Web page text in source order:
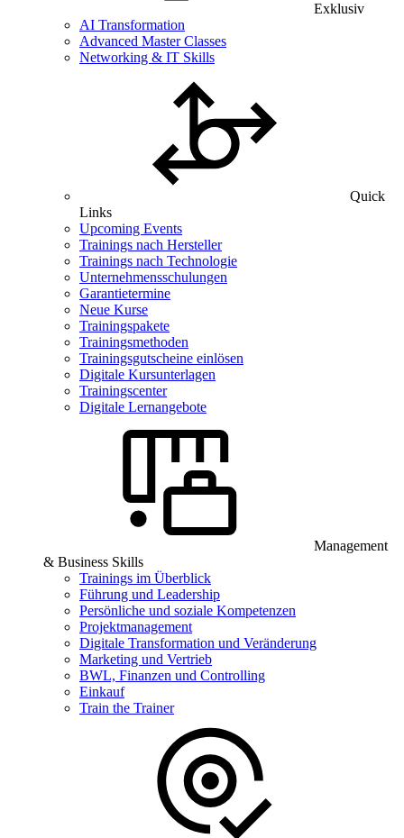
Exklusiv
AI Transformation
Advanced Master Classes
Networking & IT Skills
Quick
Links
Upcoming Events
Trainings nach Hersteller
Trainings nach Technologie
Unternehmensschulungen
Garantietermine
Neue Kurse
Trainingspakete
Trainingsmethoden
Trainingsgutscheine einlösen
Digitale Kursunterlagen
Trainingscenter
Digitale Lernangebote
Management
& Business Skills
Trainings im Überblick
Führung und Leadership
Persönliche und soziale Kompetenzen
Projektmanagement
Digitale Transformation und Veränderung
Marketing und Vertrieb
BWL, Finanzen und Controlling
Einkauf
Train the Trainer